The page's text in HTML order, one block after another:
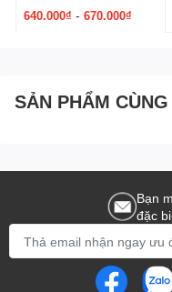
640.000₫ - 670.000₫
SẢN PHẨM
Bạn
đặc